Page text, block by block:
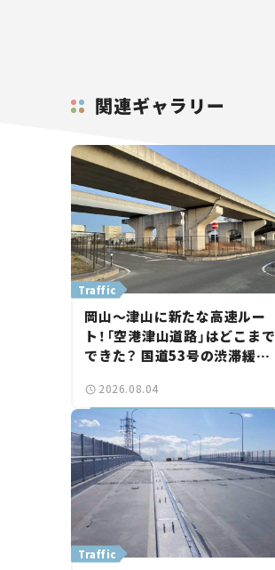
関連ギャラリー
Traffic
岡山～津山に新たな高速ルー
ト！「空港津山道路」はどこまで
できた？ 国道53号の渋滞緩和
【いま気になる道路計画】
2026.08.04
Traffic